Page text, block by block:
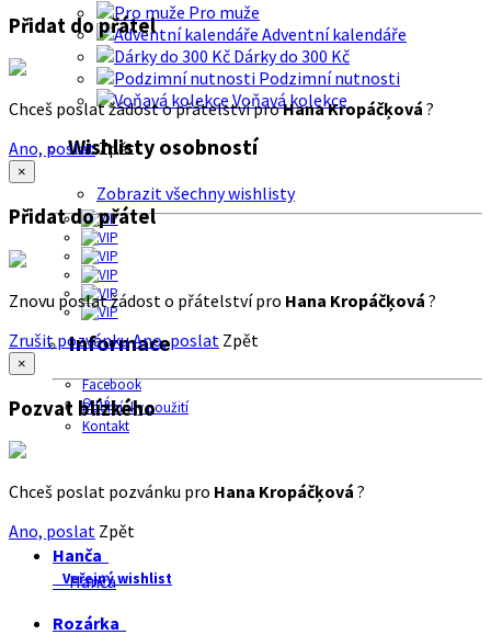
Pro muže
Adventní kalendáře
Dárky do 300 Kč
Podzimní nutnosti
Voňavá kolekce
Wishlisty osobností
Zobrazit všechny wishlisty
Informace
Facebook
O nás
Podmínky použití
Kontakt
Přidat do přátel
Chceš poslat žádost o přátelství proHana Kropáčķová ?
Ano, poslatZpět
×
Přidat do přátel
Znovu poslat žádost o přátelství pro Hana Kropáčķová ?
Zrušit pozvánkuAno, poslat Zpět
×
Pozvat blízkého
Chceš poslat pozvánku pro Hana Kropáčķová ?
Ano, poslat Zpět
Hanča
Veřejný wishlist
Hanča
Rozárka